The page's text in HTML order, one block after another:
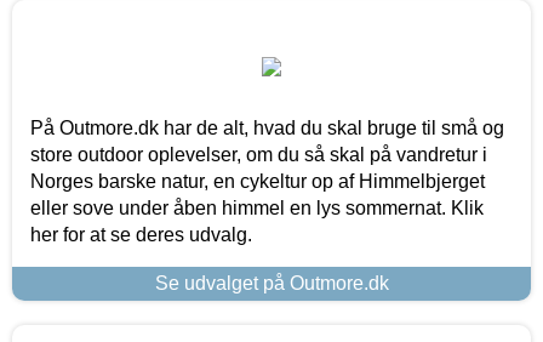
På Outmore.dk har de alt, hvad du skal bruge til små og
store outdoor oplevelser, om du så skal på vandretur i
Norges barske natur, en cykeltur op af Himmelbjerget
eller sove under åben himmel en lys sommernat. Klik
her for at se deres udvalg.
Se udvalget på Outmore.dk